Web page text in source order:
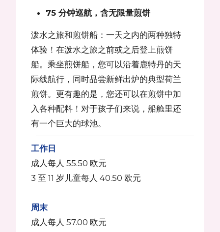
75 分钟巡航，含无限量煎饼
泼水之旅和煎饼船：一天之内的两种独特
体验！在泼水之旅之前或之后登上煎饼
船。乘坐煎饼船，您可以沿着鹿特丹的天
际线航行，同时品尝新鲜出炉的典型荷兰
煎饼。更有趣的是，您还可以在煎饼中加
入各种配料！对于孩子们来说，船舱里还
有一个巨大的球池。
工作日
成人每人 55.50 欧元
3 至 11 岁儿童每人 40.50 欧元
周末
成人每人 57.00 欧元